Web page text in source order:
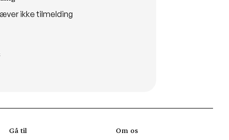
ikke tilmelding
Gå til Om os